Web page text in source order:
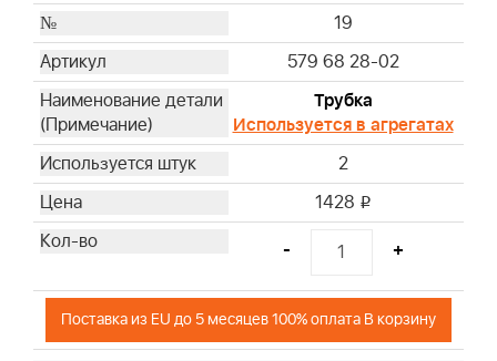
19
579 68 28-02
Трубка
Используется в агрегатах
2
1428 i
- +
Поставка из EU до 5 месяцев 100% оплата В корзину